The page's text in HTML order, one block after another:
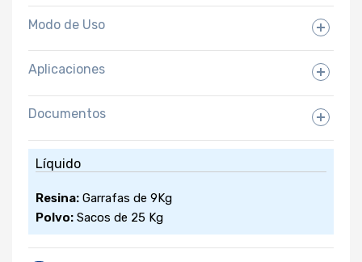
Modo de Uso
Aplicaciones
Documentos
Ficha Técnica
Líquido
Resina: Garrafas de 9Kg
Polvo: Sacos de 25 Kg